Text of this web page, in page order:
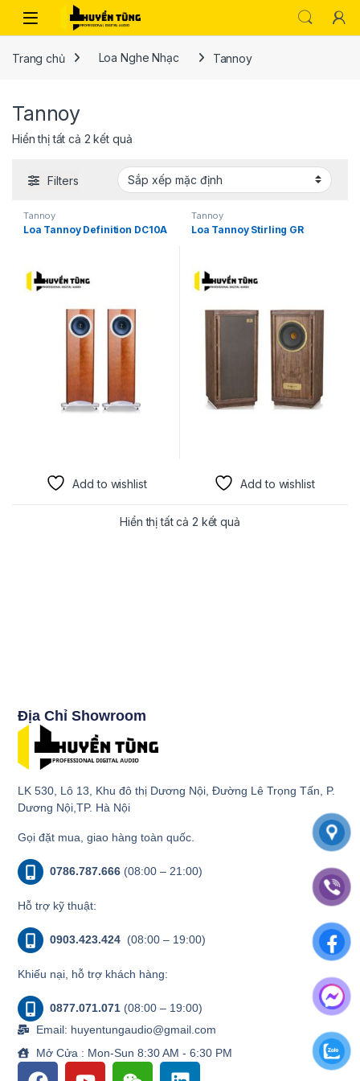
Trang chủ Loa Nghe Nhạc Tannoy
Tannoy
Hiển thị tất cả 2 kết quả
Filters
Tannoy
Loa Tannoy Definition DC10A
Add to wishlist
Tannoy
Loa Tannoy Stirling GR
Add to wishlist
Hiển thị tất cả 2 kết quả
Địa Chỉ Showroom
LK 530, Lô 13, Khu đô thị Dương Nội, Đường Lê Trọng Tấn, P.
Dương Nội,TP. Hà Nội
Gọi đặt mua, giao hàng toàn quốc.
0786.787.666 (08:00 – 21:00)
Hỗ trợ kỹ thuật:
0903.423.424 (08:00 – 19:00)
Khiếu nại, hỗ trợ khách hàng:
0877.071.071 (08:00 – 19:00)
Email: huyentungaudio@gmail.com
Mở Cửa : Mon-Sun 8:30 AM - 6:30 PM